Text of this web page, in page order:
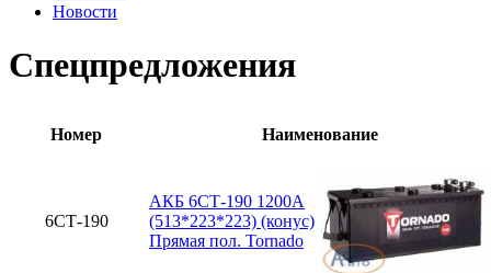
Новости
Спецпредложения
Номер Наименование
6СТ-190
АКБ 6СТ-190 1200А
(513*223*223) (конус)
Прямая пол. Tornado